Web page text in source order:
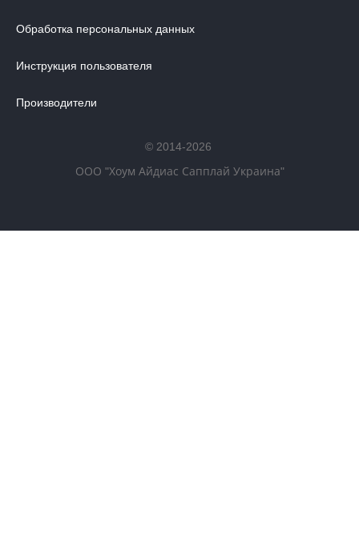
Обработка персональных данных
Инструкция пользователя
Производители
© 2014-2026
ООО "Хоум Айдиас Сапплай Украина"